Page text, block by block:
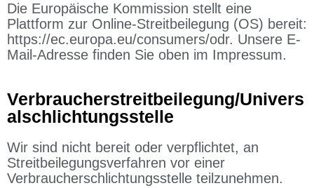
Die Europäische Kommission stellt eine
Plattform zur Online-Streitbeilegung (OS) bereit:
https://ec.europa.eu/consumers/odr. Unsere E-
Mail-Adresse finden Sie oben im Impressum.
Verbraucherstreitbeilegung/Univers
alschlichtungsstelle
Wir sind nicht bereit oder verpflichtet, an
Streitbeilegungsverfahren vor einer
Verbraucherschlichtungsstelle teilzunehmen.